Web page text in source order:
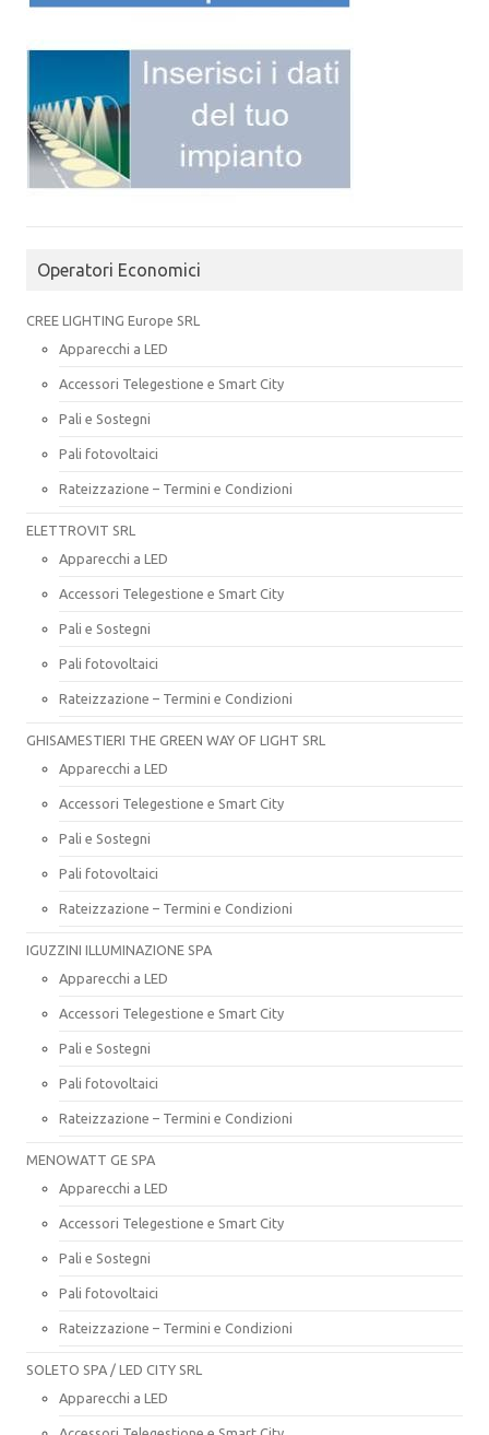
Operatori Economici
CREE LIGHTING Europe SRL
Apparecchi a LED
Accessori Telegestione e Smart City
Pali e Sostegni
Pali fotovoltaici
Rateizzazione – Termini e Condizioni
ELETTROVIT SRL
Apparecchi a LED
Accessori Telegestione e Smart City
Pali e Sostegni
Pali fotovoltaici
Rateizzazione – Termini e Condizioni
GHISAMESTIERI THE GREEN WAY OF LIGHT SRL
Apparecchi a LED
Accessori Telegestione e Smart City
Pali e Sostegni
Pali fotovoltaici
Rateizzazione – Termini e Condizioni
IGUZZINI ILLUMINAZIONE SPA
Apparecchi a LED
Accessori Telegestione e Smart City
Pali e Sostegni
Pali fotovoltaici
Rateizzazione – Termini e Condizioni
MENOWATT GE SPA
Apparecchi a LED
Accessori Telegestione e Smart City
Pali e Sostegni
Pali fotovoltaici
Rateizzazione – Termini e Condizioni
SOLETO SPA / LED CITY SRL
Apparecchi a LED